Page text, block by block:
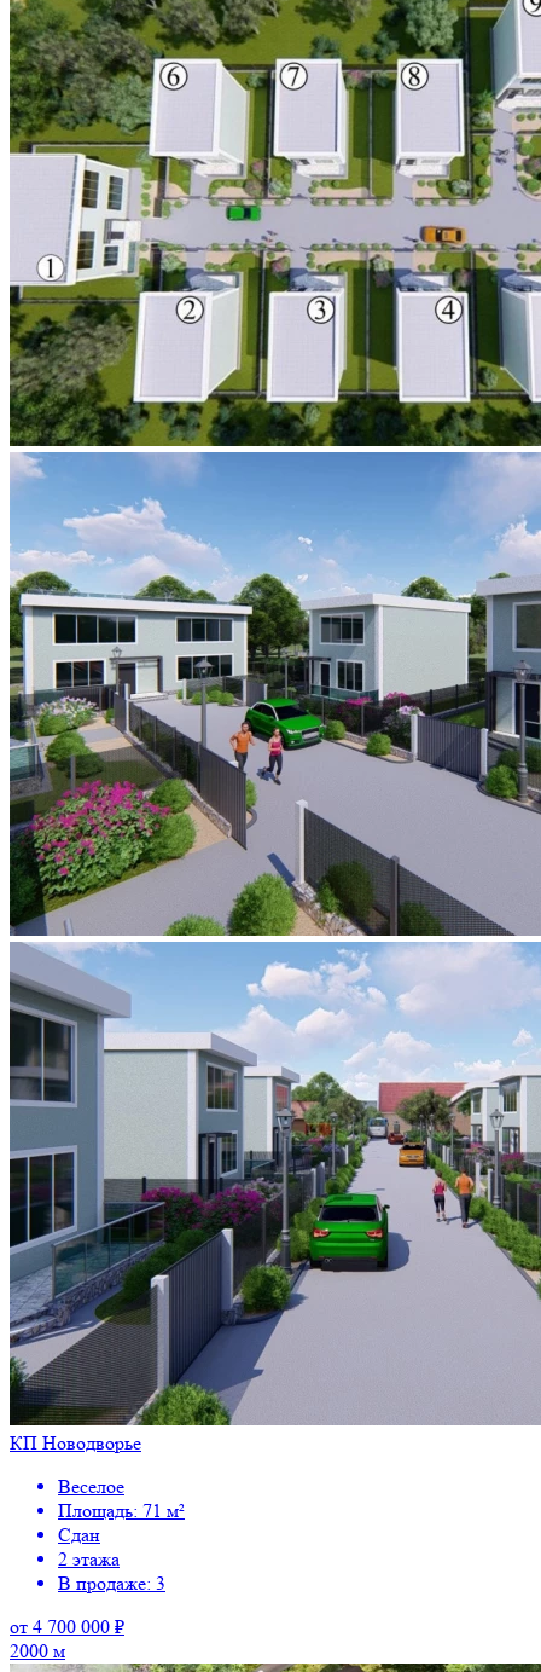
КП Новодворье
Веселое
Площадь: 71 м²
Сдан
2 этажа
В продаже: 3
от 4 700 000 ₽
2000 м